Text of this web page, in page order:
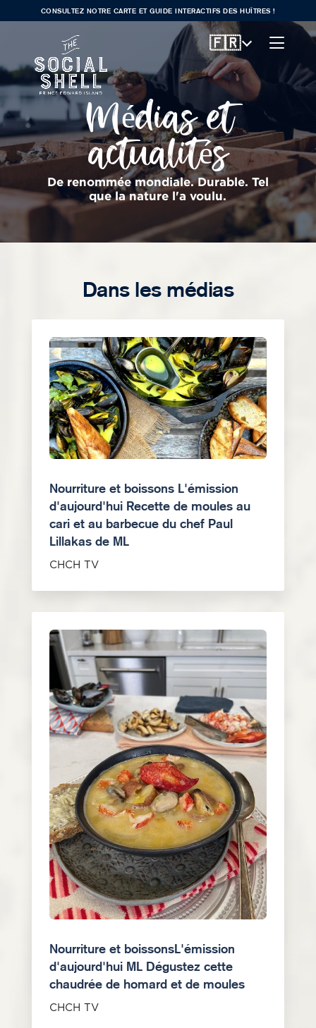
CONSULTEZ NOTRE CARTE ET GUIDE INTERACTIFS DES HUÎTRES !
🇫🇷
Médias et
actualités
De renommée mondiale. Durable. Tel
que la nature l'a voulu.
Dans les médias
Nourriture et boissons L'émission
d'aujourd'hui Recette de moules au
cari et au barbecue du chef Paul
Lillakas de ML
CHCH TV
Nourriture et boissonsL'émission
d'aujourd'hui ML Dégustez cette
chaudrée de homard et de moules
CHCH TV